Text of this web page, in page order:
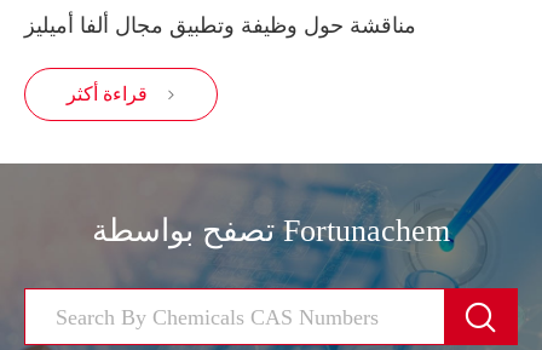
مناقشة حول وظيفة وتطبيق مجال ألفا أميليز
قراءة أكثر 
تصفح بواسطة Fortunachem
